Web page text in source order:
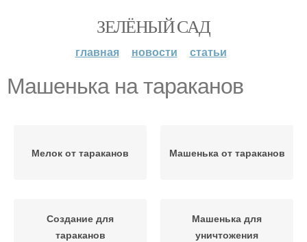
ЗЕЛЁНЫЙ САД
главная новости статьи
Машенька на тараканов
Мелок от тараканов Машенька от тараканов
Создание для
тараканов
Машенька для
уничтожения